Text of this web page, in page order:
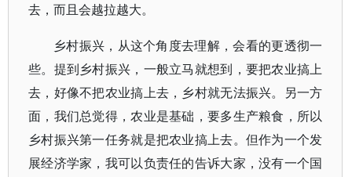
去，而且会越拉越大。
乡村振兴，从这个角度去理解，会看的更透彻一
些。提到乡村振兴，一般立马就想到，要把农业搞上
去，好像不把农业搞上去，乡村就无法振兴。另一方
面，我们总觉得，农业是基础，要多生产粮食，所以
乡村振兴第一任务就是把农业搞上去。但作为一个发
展经济学家，我可以负责任的告诉大家，没有一个国